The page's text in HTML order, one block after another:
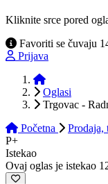
Kliknite srce pored
Favoriti se čuvaju
Prijava
Početna
Oglasi
Trgovac -
Početna
Prodaja,
P+
Istekao
Ovaj oglas je istekao